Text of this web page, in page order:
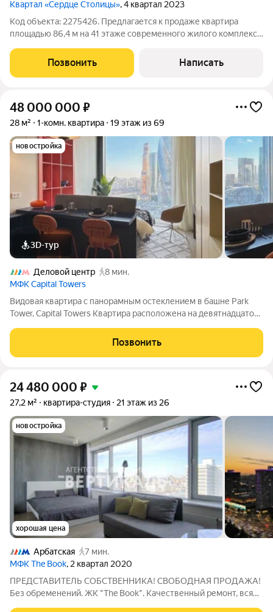
Квартал «Сердце Столицы», 4 квартал 2023
Код объекта: 2275426. Предлагается к продаже квартира
площадью 86,4 м на 41 этаже современного жилого комплекса
позволяет реализовать индивидуальный дизайн-проект и
создать интерьер полностью
Позвонить Написать
48 000 000 ₽
28 м² 1-комн. квартира 19 этаж из 69
новостройка
3D-тур
Деловой центр
8 мин.
МФК Capital Towers
Видовая квартира с панорамным остеклением в башне Park
Tower, Capital Towers Квартира расположена на девятнадцатом
Панорамные окна открывают виды на Москву-реку и Москва-
Сити, наполняя
Позвонить
24 480 000 ₽
27,2 м² квартира-студия 21 этаж из 26
новостройка
хорошая цена
Арбатская
7 мин.
МФК The Book, 2 квартал 2020
ПРЕДСТАВИТЕЛЬ СОБСТВЕННИКА! СВОБОДНАЯ ПРОДАЖА!
Без обременений. ЖК "The Book". Качественный ремонт, вся